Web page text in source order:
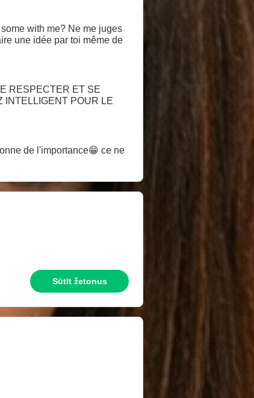
with me? Ne me juges
une idée par toi même de
RESPECTER ET SE
INTELLIGENT POUR LE
Sūtīt žetonus